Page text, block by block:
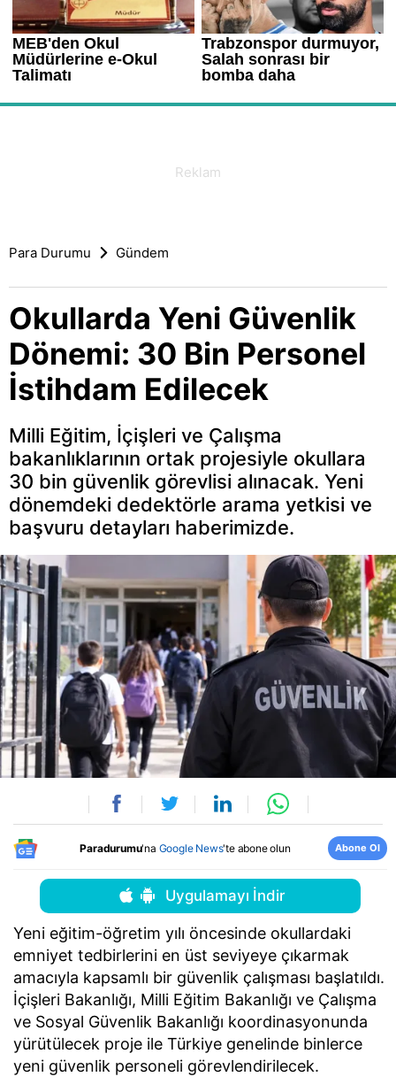
Para Durumu Gündem
Okullarda Yeni Güvenlik
Dönemi: 30 Bin Personel
İstihdam Edilecek
Milli Eğitim, İçişleri ve Çalışma
bakanlıklarının ortak projesiyle okullara
30 bin güvenlik görevlisi alınacak. Yeni
dönemdeki dedektörle arama yetkisi ve
başvuru detayları haberimizde.
Paradurumu'na Google News'te abone olun Abone Ol
Uygulamayı İndir
Yeni eğitim-öğretim yılı öncesinde okullardaki
emniyet tedbirlerini en üst seviyeye çıkarmak
amacıyla kapsamlı bir güvenlik çalışması başlatıldı.
İçişleri Bakanlığı, Milli Eğitim Bakanlığı ve Çalışma
ve Sosyal Güvenlik Bakanlığı koordinasyonunda
yürütülecek proje ile Türkiye genelinde binlerce
yeni güvenlik personeli görevlendirilecek.